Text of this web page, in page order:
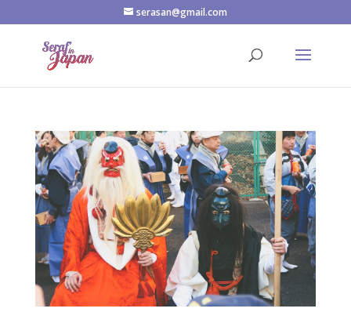
serasan@gmail.com